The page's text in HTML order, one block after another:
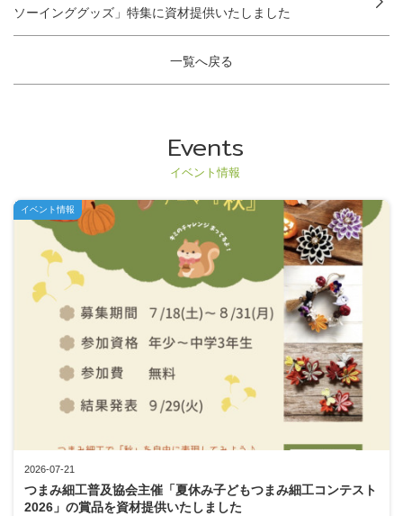
一覧へ戻る
ソーインググッズ」特集に資材提供いたしました
Events
イベント情報
2026-07-21
つまみ細工普及協会主催「夏休み子どもつまみ細工コンテスト
2026」の賞品を資材提供いたしました
イベント情報